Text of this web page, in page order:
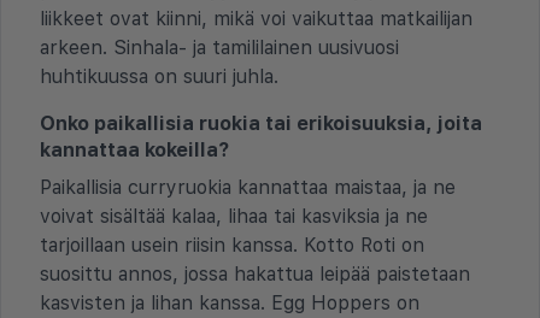
liikkeet ovat kiinni, mikä voi vaikuttaa matkailijan
arkeen. Sinhala- ja tamililainen uusivuosi
huhtikuussa on suuri juhla.
Onko paikallisia ruokia tai erikoisuuksia, joita
kannattaa kokeilla?
Paikallisia curryruokia kannattaa maistaa, ja ne
voivat sisältää kalaa, lihaa tai kasviksia ja ne
tarjoillaan usein riisin kanssa. Kotto Roti on
suosittu annos, jossa hakattua leipää paistetaan
kasvisten ja lihan kanssa. Egg Hoppers on